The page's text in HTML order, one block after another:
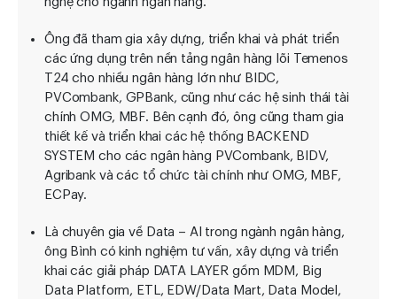
Ông đã tham gia xây dựng, triển khai và phát triển
các ứng dụng trên nền tảng ngân hàng lõi Temenos
T24 cho nhiều ngân hàng lớn như BIDC,
PVCombank, GPBank, cũng như các hệ sinh thái tài
chính OMG, MBF. Bên cạnh đó, ông cũng tham gia
thiết kế và triển khai các hệ thống BACKEND
SYSTEM cho các ngân hàng PVCombank, BIDV,
Agribank và các tổ chức tài chính như OMG, MBF,
ECPay.
Là chuyên gia về Data – AI trong ngành ngân hàng,
ông Bình có kinh nghiệm tư vấn, xây dựng và triển
khai các giải pháp DATA LAYER gồm MDM, Big
Data Platform, ETL, EDW/Data Mart, Data Model,